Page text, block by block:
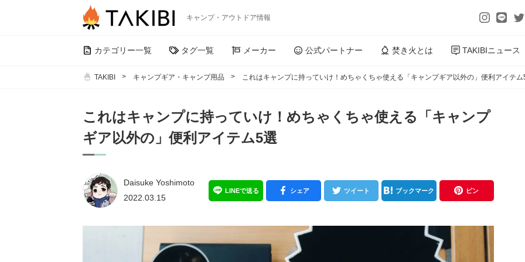
キャンプ・アウトドア情報
カテゴリー一覧 タグ一覧 メーカー 公式パートナー 焚き火とは TAKIBIニュース
TAKIBI キャンプギア・キャンプ用品 これはキャンプに持っていけ！めちゃくちゃ使える「キャンプギア以外の」便利アイテム
これはキャンプに持っていけ！めちゃくちゃ使える「キャンプ
ギア以外の」便利アイテム5選
Daisuke Yoshimoto
2022.03.15
LINEで送る シェア ツイート ブックマーク ピン